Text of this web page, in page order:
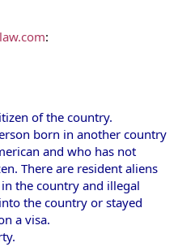
law.com:
of the country.
born in another country
and who has not
There are resident aliens
the country and illegal
the country or stayed
a visa.